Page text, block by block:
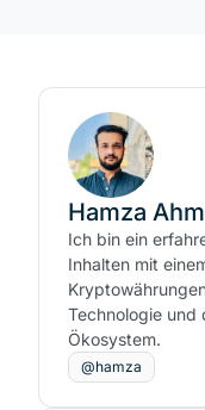
Hamza
Ich bin ein
Inhalten mit
Technologie und
Ökosystem.
@hamza